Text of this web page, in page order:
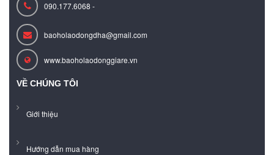
090.177.6068 -
baoholaodongdha@gmail.com
www.baoholaodonggiare.vn
VỀ CHÚNG TÔI
Giới thiệu
Hướng dẫn mua hàng